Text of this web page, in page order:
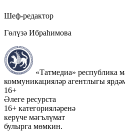
Шеф-редактор
Гөлүзә Ибраһимова
«Татмедиа» республика
коммуникацияләр агентлыгы
16+
Әлеге ресурста
16+ категорияләренә
керүче мәгълүмат
булырга мөмкин.